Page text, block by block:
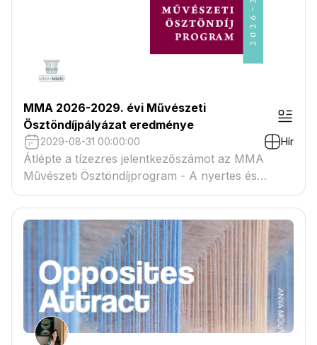
MMA 2026-2029. évi Művészeti
Ösztöndíjpályázat eredménye
2029-08-31 00:00:00 Hír
Átlépte a tízezres jelentkezőszámot az MMA
Művészeti Ösztöndíjprogram - A nyertes és
tartaléklistás pályázók névsora megtekinthető a
csatolmányban